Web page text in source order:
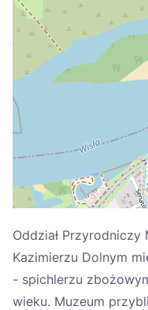
Zamknij
Oddział
Kazimierzu Dolnym
- spichlerzu
wieku. Muzeum